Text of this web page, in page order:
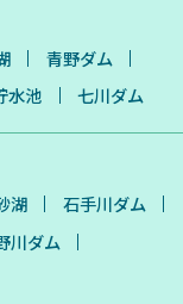
青野ダム
水池 七川ダム
湖
石手川ダム
川ダム